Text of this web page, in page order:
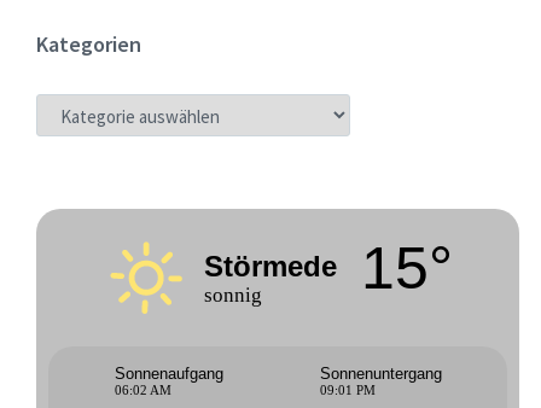
Kategorien
KATEGORIEN
Störmede
sonnig 15°
Sonnenaufgang
06:02 AM
Sonnenuntergang
09:01 PM